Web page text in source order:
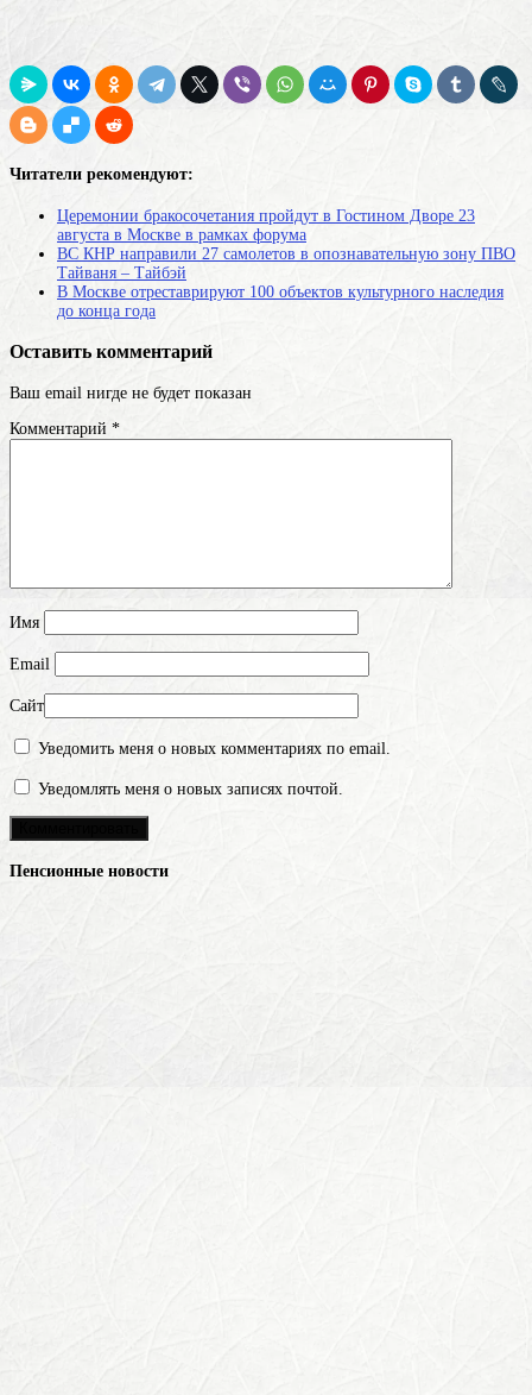
Читатели рекомендуют:
Церемонии бракосочетания пройдут в Гостином Дворе 23
августа в Москве в рамках форума
ВС КНР направили 27 самолетов в опознавательную зону ПВО
Тайваня – Тайбэй
В Москве отреставрируют 100 объектов культурного наследия
до конца года
Оставить комментарий
Ваш email нигде не будет показан
Комментарий *
Имя
Email
Сайт
Уведомить меня о новых комментариях по email.
Уведомлять меня о новых записях почтой.
Пенсионные новости